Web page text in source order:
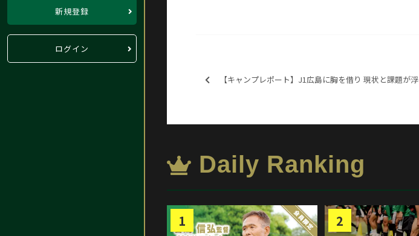
新規登録
ログイン
【キャンプレポート】J1広島に胸を借り 現状と課題が浮き彫りに（2021.2.6@鹿児島）
Daily Ranking